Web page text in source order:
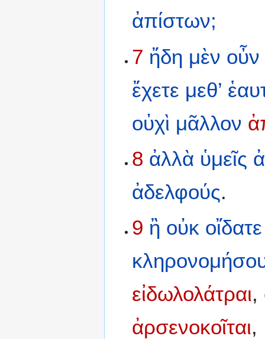
ἀπίστων;
7 ἤδη μὲν οὖν
ἔχετε μεθ’
οὐχὶ μᾶλλον
8 ἀλλὰ ὑμεῖς
ἀδελφούς.
9 ἢ οὐκ οἴδατε
εἰδωλολάτραι,
ἀρσενοκοῖται,